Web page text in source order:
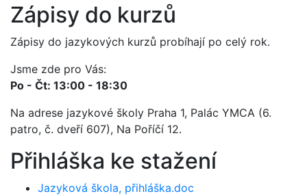
Zápisy do kurzů
Zápisy do jazykových kurzů probíhají po celý rok.
Jsme zde pro Vás:
Po - Čt: 13:00 - 18:30
Na adrese jazykové školy Praha 1, Palác YMCA (6.
patro, č. dveří 607), Na Poříčí 12.
Přihláška ke stažení
Jazyková škola, přihláška.doc